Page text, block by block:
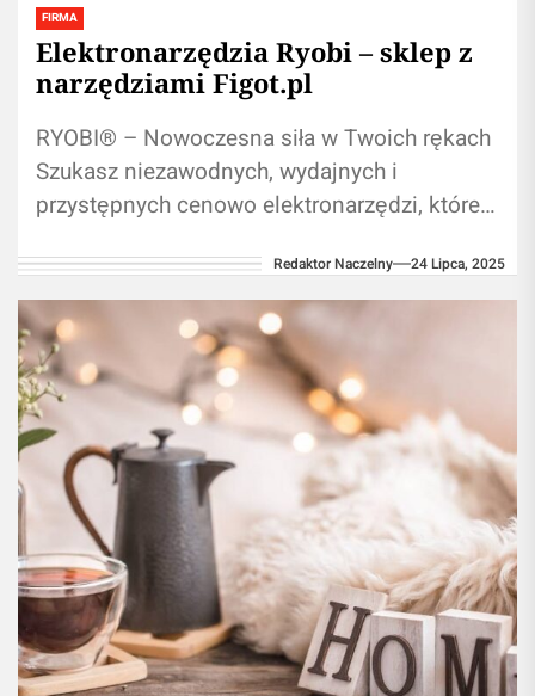
FIRMA
Elektronarzędzia Ryobi – sklep z
narzędziami Figot.pl
RYOBI® – Nowoczesna siła w Twoich rękach
Szukasz niezawodnych, wydajnych i
przystępnych cenowo elektronarzędzi, które
w warsztacie, ogrodzie...Redaktor Naczelny 24 Lipca, 2025